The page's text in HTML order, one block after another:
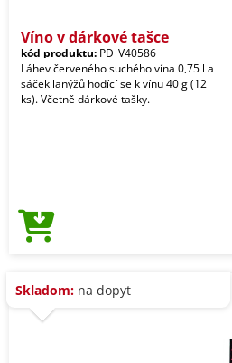
Víno v dárkové tašce
kód produktu: PD_V40586
Láhev červeného suchého vína 0,75 l a
sáček lanýžů hodící se k vínu 40 g (12
ks). Včetně dárkové tašky.
Skladom: na dopyt